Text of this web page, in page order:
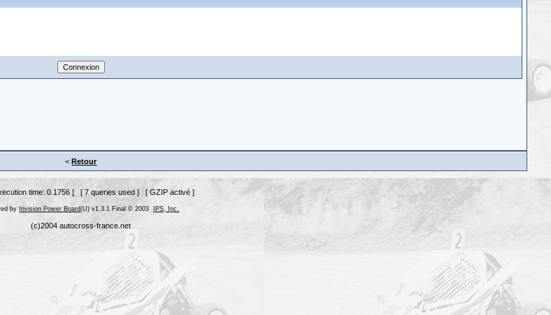
<Retour
time: 0.1756 ] [ 7 queries used ] [ GZIP activé ]
by Invision Power Board(U) v1.3.1 Final © 2003 IPS, Inc.
(c)2004 autocross-france.net